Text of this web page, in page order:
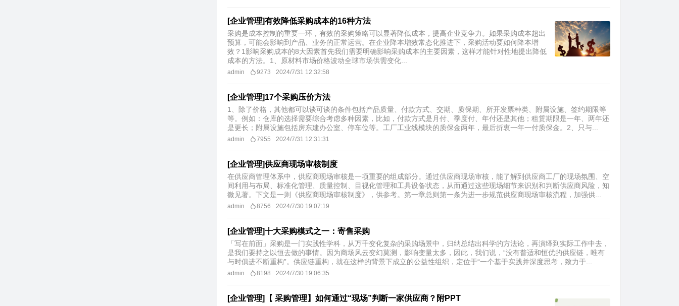
[企业管理]有效降低采购成本的16种方法
采购是成本控制的重要一环，有效的采购策略可以显著降低成本，提高企业竞争力。如果采购成本超出
预算，可能会影响到产品、业务的正常运营。在企业降本增效常态化推进下，采购活动要如何降本增
效？1影响采购成本的8大因素首先我们需要明确影响采购成本的主要因素，这样才能针对性地提出降低
成本的方法。1、原材料市场价格波动全球市场供需变化...
admin 9273 2024/7/31 12:32:58
[企业管理]17个采购压价方法
1、除了价格，其他都可以谈可谈的条件包括产品质量、付款方式、交期、质保期、所开发票种类、附属设施、签约期限等
等。例如：仓库的选择需要综合考虑多种因素，比如，付款方式是月付、季度付、年付还是其他；租赁期限是一年、两年还
是更长；附属设施包括房东建办公室、停车位等。工厂工业线模块的质保金两年，最后折衷一年一付质保金。2、只与...
admin 7955 2024/7/31 12:31:31
[企业管理]供应商现场审核制度
在供应商管理体系中，供应商现场审核是一项重要的组成部分。通过供应商现场审核，能了解到供应商工厂的现场氛围、空
间利用与布局、标准化管理、质量控制、目视化管理和工具设备状态，从而通过这些现场细节来识别和判断供应商风险，知
微见著。下文是一则《供应商现场审核制度》，供参考。第一章总则第一条为进一步规范供应商现场审核流程，加强供...
admin 8756 2024/7/30 19:07:19
[企业管理]十大采购模式之一：寄售采购
「写在前面」采购是一门实践性学科，从万千变化复杂的采购场景中，归纳总结出科学的方法论，再演绎到实际工作中去，
是我们要持之以恒去做的事情。因为商场风云变幻莫测，影响变量太多，因此，我们说，“没有普适和恒优的供应链，唯有
与时俱进不断重构”。供应链重构，就在这样的背景下成立的公益性组织，定位于“一个基于实践并深度思考，致力于...
admin 8198 2024/7/30 19:06:35
[企业管理]【 采购管理】如何通过“现场”判断一家供应商？附PPT